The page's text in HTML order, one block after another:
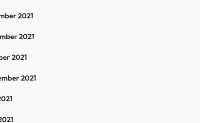
2021
2021
2021
2021